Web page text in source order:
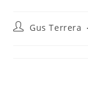
Gus Terrera